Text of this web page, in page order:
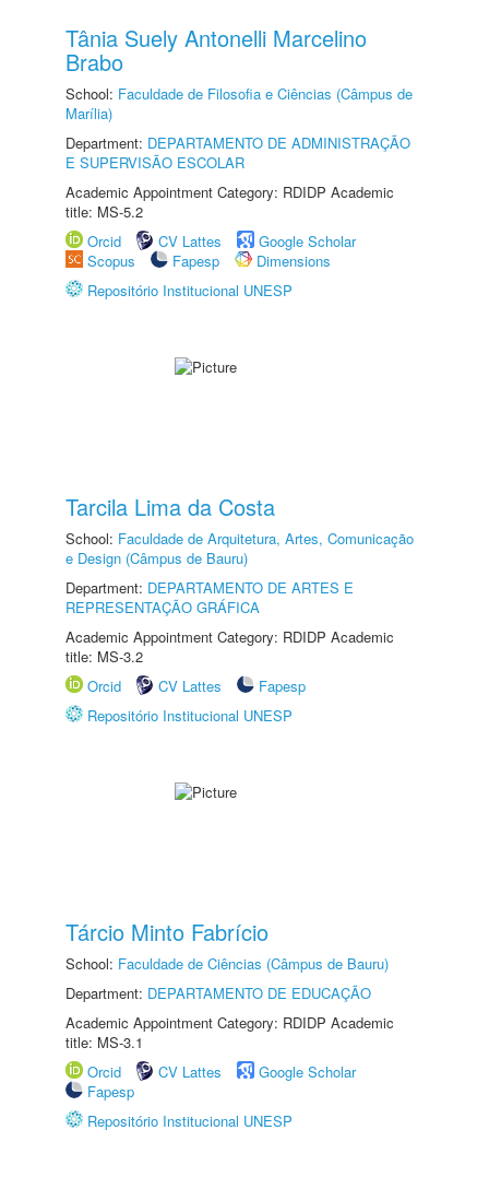
Tânia Suely Antonelli Marcelino
Brabo
School: Faculdade de Filosofia e Ciências (Câmpus de
Marília)
Department: DEPARTAMENTO DE ADMINISTRAÇÃO
E SUPERVISÃO ESCOLAR
Academic Appointment Category: RDIDP Academic
title: MS-5.2
Orcid
CV Lattes
Google Scholar
Scopus
Fapesp
Dimensions
Repositório Institucional UNESP
Tarcila Lima da Costa
School: Faculdade de Arquitetura, Artes, Comunicação
e Design (Câmpus de Bauru)
Department: DEPARTAMENTO DE ARTES E
REPRESENTAÇÃO GRÁFICA
Academic Appointment Category: RDIDP Academic
title: MS-3.2
Orcid
CV Lattes
Fapesp
Repositório Institucional UNESP
Tárcio Minto Fabrício
School: Faculdade de Ciências (Câmpus de Bauru)
Department: DEPARTAMENTO DE EDUCAÇÃO
Academic Appointment Category: RDIDP Academic
title: MS-3.1
Orcid
CV Lattes
Google Scholar
Fapesp
Repositório Institucional UNESP